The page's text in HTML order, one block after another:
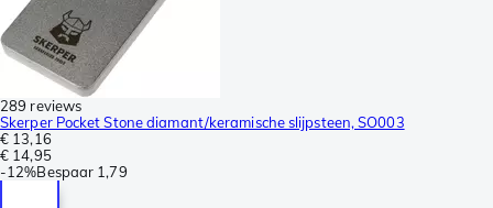
289 reviews
Skerper Pocket Stone diamant/keramische slijpsteen, SO003
€ 13,16
€ 14,95
-12%Bespaar 1,79